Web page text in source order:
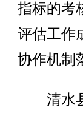
指标的考
评估工作
协作机制
清水县